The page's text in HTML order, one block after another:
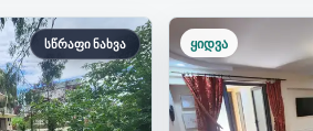
სწრაფი ნახვა ყიდვა